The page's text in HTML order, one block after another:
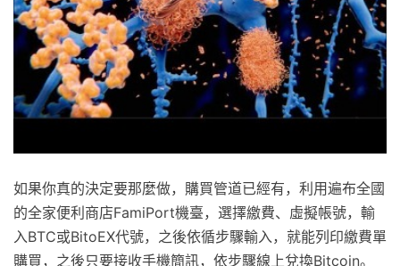
如果你真的決定要那麼做，購買管道已經有，利用遍布全國
的全家便利商店FamiPort機臺，選擇繳費、虛擬帳號，輸
入BTC或BitoEX代號，之後依循步驟輸入，就能列印繳費單
購買，之後只要接收手機簡訊，依步驟線上兌換Bitcoin。